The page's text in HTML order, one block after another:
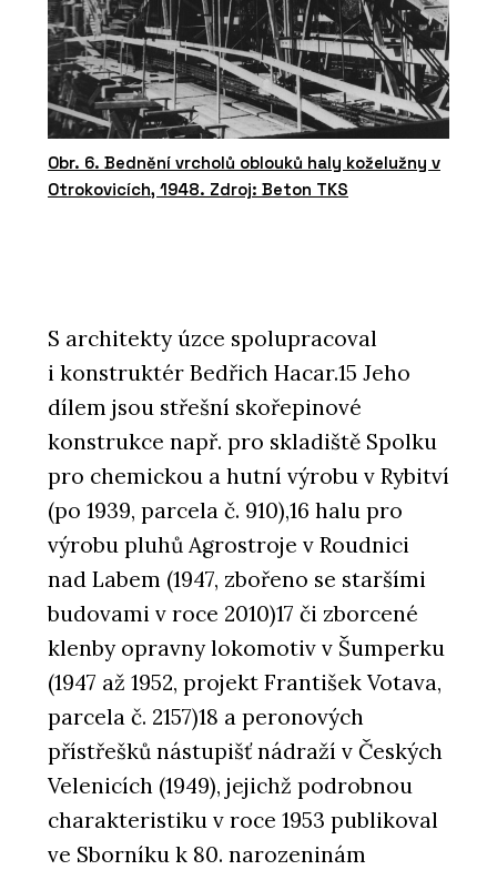
Obr. 6. Bednění vrcholů oblouků haly koželužny v
Otrokovicích, 1948. Zdroj: Beton TKS
S architekty úzce spolupracoval
i konstruktér Bedřich Hacar.15 Jeho
dílem jsou střešní skořepinové
konstrukce např. pro skladiště Spolku
pro chemickou a hutní výrobu v Rybitví
(po 1939, parcela č. 910),16 halu pro
výrobu pluhů Agrostroje v Roudnici
nad Labem (1947, zbořeno se staršími
budovami v roce 2010)17 či zborcené
klenby opravny lokomotiv v Šumperku
(1947 až 1952, projekt František Votava,
parcela č. 2157)18 a peronových
přístřešků nástupišť nádraží v Českých
Velenicích (1949), jejichž podrobnou
charakteristiku v roce 1953 publikoval
ve Sborníku k 80. narozeninám